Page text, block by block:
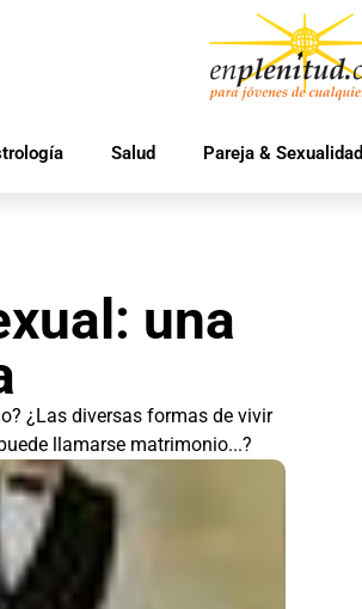
Salud Pareja & Sexualidad
una
¿Las diversas formas de vivir
llamarse matrimonio...?